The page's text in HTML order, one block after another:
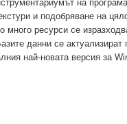
на
и подобряване на
ресурси се
данни се
най-новата версия за